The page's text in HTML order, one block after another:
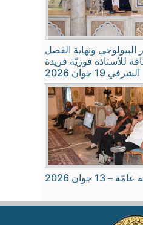
ونهاية الفصل
للأستاذة فوزيّة فريدة
الشرفي 19 جوان 2026
– 13 جوان 2026